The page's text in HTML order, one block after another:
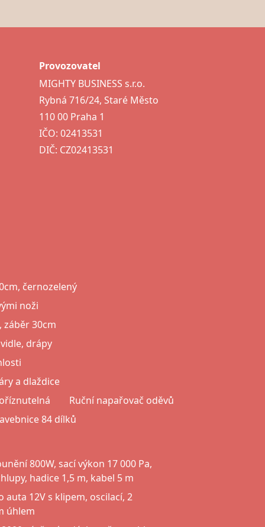
Provozovatel
MIGHTY BUSINESS s.r.o.
Rybná 716/24, Staré Město
110 00 Praha 1
IČO: 02413531
DIČ: CZ02413531
černozelený
noži
záběr 30cm
drápy
a dlaždice
Ruční napařovač oděvů
84 dílků
800W, sací výkon 17 000 Pa,
hadice 1,5 m, kabel 5 m
12V s klipem, oscilací, 2
úhlem